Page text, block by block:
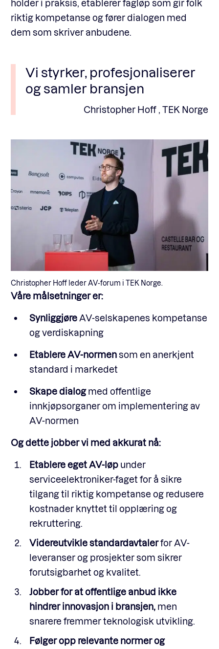
holder i praksis, etablerer fagløp som gir folk
riktig kompetanse og fører dialogen med
dem som skriver anbudene.
Vi styrker, profesjonaliserer
og samler bransjen
Christopher Hoff , TEK Norge
Christopher Hoff leder AV-forum i TEK Norge.
Våre målsetninger er:
SynliggjøreAV-selskapenes kompetanse
og verdiskapning
Etablere AV-normensom en anerkjent
standard i markedet
Skape dialogmed offentlige
innkjøpsorganer om implementering av
AV-normen
Og dette jobber vi med akkurat nå:
Etablere eget AV-løp under
serviceelektroniker-faget for å sikre
tilgang til riktig kompetanse og redusere
kostnader knyttet til opplæring og
rekruttering.
Videreutvikle standardavtalerfor AV-
leveranser og prosjekter som sikrer
forutsigbarhet og kvalitet.
Jobber for at offentlige anbud ikke
hindrer innovasjon i bransjen, men
snarere fremmer teknologisk utvikling.
Følger opp relevante normer og